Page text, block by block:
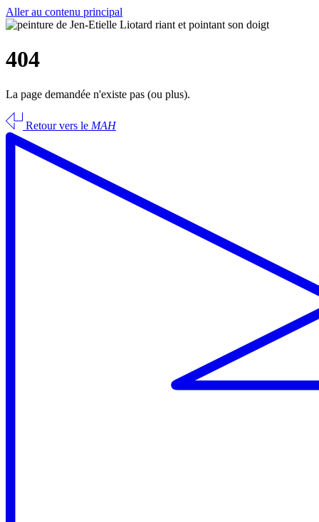
Aller au contenu principal
404
La page demandée n'existe pas (ou plus).
Retour vers le MAH